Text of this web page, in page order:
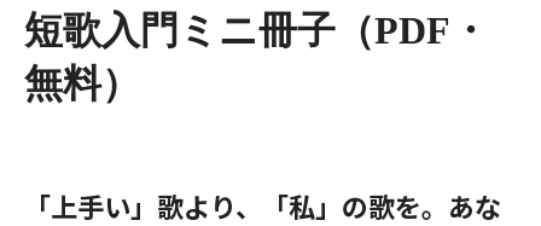
短歌入門ミニ冊子（PDF・
無料）
「上手い」歌より、「私」の歌を。あな